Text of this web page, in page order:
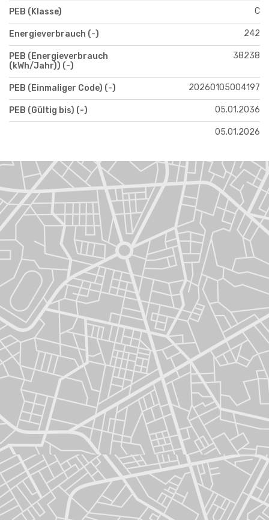
PEB (Klasse) C
Energieverbrauch (-) 242
PEB (Energieverbrauch
(kWh/Jahr)) (-)
38238
PEB (Einmaliger Code) (-) 20260105004197
PEB (Gültig bis) (-) 05.01.2036
05.01.2026